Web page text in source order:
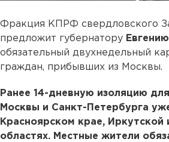
Фракция КПРФ свердловского
предложит губернатору
обязательный двухнедельный
граждан, прибывших из Москвы.
Ранее 14-дневную изоляцию
Москвы и Санкт-Петербурга
Красноярском крае, Иркутской
областях. Местные жители